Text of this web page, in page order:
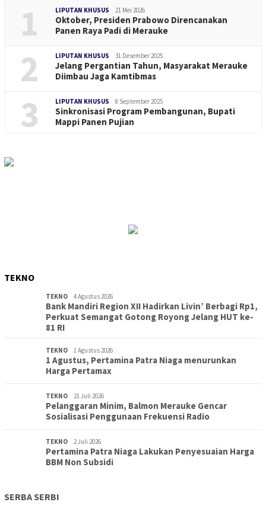
1 LIPUTAN KHUSUS 21 Mei 2026
Oktober, Presiden Prabowo Direncanakan
Panen Raya Padi di Merauke
2 LIPUTAN KHUSUS 31 Desember 2025
Jelang Pergantian Tahun, Masyarakat Merauke
Diimbau Jaga Kamtibmas
3 LIPUTAN KHUSUS 8 September 2025
Sinkronisasi Program Pembangunan, Bupati
Mappi Panen Pujian
TEKNO
TEKNO 4 Agustus 2026
Bank Mandiri Region XII Hadirkan Livin’ Berbagi Rp1,
Perkuat Semangat Gotong Royong Jelang HUT ke-
81 RI
TEKNO 1 Agustus 2026
1 Agustus, Pertamina Patra Niaga menurunkan
Harga Pertamax
TEKNO 21 Juli 2026
Pelanggaran Minim, Balmon Merauke Gencar
Sosialisasi Penggunaan Frekuensi Radio
TEKNO 2 Juli 2026
Pertamina Patra Niaga Lakukan Penyesuaian Harga
BBM Non Subsidi
SERBA SERBI